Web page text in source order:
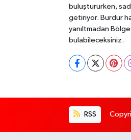
buluştururken,
getiriyor. Burdur
yanıltmadan
bulabileceksiniz.
RSS